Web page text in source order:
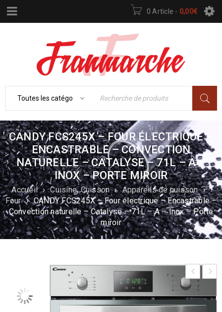
0 Article - 0,00€
CANDY FCS245X – FOUR ÉLECTRIQUE –
ENCASTRABLE – CONVECTION
NATURELLE – CATALYSE – 71L – A –
INOX – PORTE MIROIR
Accueil › Cuisine, Cuisson › Appareils de cuisson ›
Four › CANDY FCS245X – Four électrique – Encastrable –
Convection naturelle – Catalyse – 71L – A – Inox – Porte
miroir